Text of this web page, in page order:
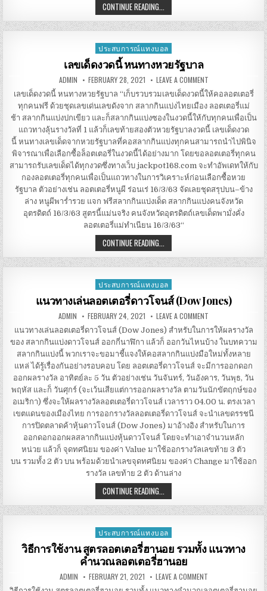
CONTINUE READING...
เหตุ
ไร
จะ
เว็บไซต์ LOTTOVIP
Posted
in
ประสบการณ์แทงบอล
เลขเด็ดงวดนี้ หนทางหวยรัฐบาล
AUTHOR:
ADMIN PUBLISHED
DATE:
FEBRUARY 28, 2021 LEAVE A COMMENTON
เด็ด
นี้ หนทาง
หวย
รัฐบาล
เลขเด็ดงวดนี้ หนทางหวยรัฐบาล “เก็บรวบรวมเลขเด็ดงวดนี้ให้คอลอตเตอรี่
ทุกคนฟรี ด้วยชุดเลขเด่นเลขดังจาก สลากกินแบ่งไทยเมือง ลอตเตอรี่แม่
ช้า สลากกินแบ่งปกเขียว และก็สลากกินแบ่งซองในงวดนี้ให้กับทุกคนเพื่อเป็น
แถวทางลุ้นรางวัลที่ 1 แล้วก็เลขท้ายสองตัวหวยรัฐบาลงวดนี้ เลขเด็ดงวด
นี้ หนทางเลขเด็ดจากหวยรัฐบาลที่คอสลากกินแบ่งทุกคนสามารถนำไปพินิจ
พิจารณาเพื่อเลือกซื้อล็อตเตอรี่ในงวดนี้ได้อย่างมาก โดยขอลอตเตอรี่ทุกคน
สามารถรับเลขเด็ดได้ทุกงวดซึ่งทางเว็บ jackpot168.com จะทำอัพเดทให้กับ
กองลอตเตอรี่ทุกคนเพื่อเป็นแถวทางในการวิเคราะห์ก่อนเลือกซื้อหวย
รัฐบาล ตัวอย่างเช่น ลอตเตอรี่หนูผี ร่อนเร่ 16/3/63 จัดเลยชุดสรุปบน–ข้าง
ล่าง หนูผีพาร่ำรวย แจก ฟรีสลากกินแบ่งเด็ด สลากกินแบ่งคนจังหวัด
อุตรดิตถ์ 16/3/63 สูตรนี้แม่นจริง คนจังหวัดอุตรดิตถ์เลขเด็ดพามั่งคั่ง
ลอตเตอรี่แม่ทำเนียน 16/3/63“
CONTINUE READING...
เด็ด
งวด
นี้ หนทาง
รัฐบาล
Posted
in
ประสบการณ์แทงบอล
แนวทางเล่นลอตเตอรี่ดาวโจนส์ (Dow Jones)
AUTHOR:
ADMIN PUBLISHED
DATE:
FEBRUARY 24, 2021 LEAVE A COMMENT
เล่น
ลอตเตอรี่
ดาวโจนส์ (DOW
JONES)
แนวทางเล่นลอตเตอรี่ดาวโจนส์ (Dow Jones) สำหรับในการให้ผลรางวัล
ของ สลากกินแบ่งดาวโจนส์ ออกกี่นาฬิกา แล้วก็ ออกวันไหนบ้าง ในบทความ
สลากกินแบ่งนี้ พวกเราจะขอมาชี้แจงให้คอสลากกินแบ่งมือใหม่ทั้งหลาย
แหล่ ได้รู้เรื่องกันอย่างรอบคอบ โดย ลอตเตอรี่ดาวโจนส์ จะมีการออกดอก
ออกผลรางวัล อาทิตย์ละ 5 วัน ตัวอย่างเช่น วันจันทร์, วันอังคาร, วันพุธ, วัน
พฤหัส และก็ วันศุกร์ (จะเว้นเสียแต่การออกผลรางวัล ตามวันนักขัตฤกษ์ของ
อเมริกา) ซึ่งจะให้ผลรางวัลลอตเตอรี่ดาวโจนส์ เวลาราว 04.00 น. ตรงเวลา
เขตแดนของเมืองไทย การออกรางวัลลอตเตอรี่ดาวโจนส์ จะนำเลขดรรชนี
การปิดตลาดค้าหุ้นดาวโจนส์ (Dow Jones) มาอ้างอิง สำหรับในการ
ออกดอกออกผลสลากกินแบ่งหุ้นดาวโจนส์ โดยจะทำเอาจำนวนหลัก
หน่วย แล้วก็ จุดทศนิยม ของค่า Value มาใช้ออกรางวัลเลขท้าย 3 ตัว
บน รวมทั้ง 2 ตัว บน พร้อมด้วยนำเลขจุดทศนิยม ของค่า Change มาใช้ออก
รางวัล เลขท้าย 2 ตัว ด้านล่าง
CONTINUE READING...
เล่น
ลอตเตอรี่
ดาวโจนส์ (DOW
Posted
in
ประสบการณ์แทงบอล
วิธีการใช้งาน สูตรลอตเตอรี่ฮานอย รวมทั้ง แนวทาง
คำนวณลอตเตอรี่ฮานอย
AUTHOR:
ADMIN PUBLISHED
DATE:
FEBRUARY 21, 2021 LEAVE A COMMENTON